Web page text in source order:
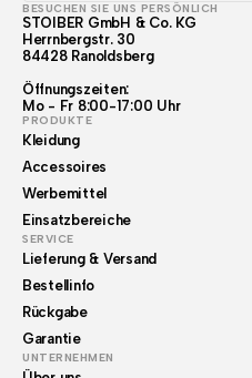
BESUCHEN SIE UNS PERSÖNLICH
STOIBER GmbH & Co. KG
Herrnbergstr. 30
84428 Ranoldsberg
Öffnungszeiten:
Mo - Fr 8:00-17:00 Uhr
PRODUKTE
Kleidung
Accessoires
Werbemittel
Einsatzbereiche
SERVICE
Lieferung & Versand
Bestellinfo
Rückgabe
Garantie
UNTERNEHMEN